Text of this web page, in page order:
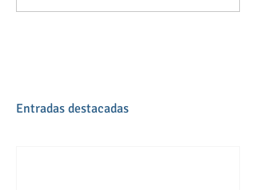
Entradas destacadas